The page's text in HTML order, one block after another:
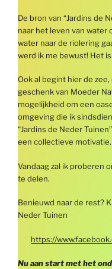
De bron van “Jardins de
naar het leven van water
water naar de riolering
werd ik me bewust! Het
Ook al begint hier de
geschenk van Moeder
mogelijkheid om een
omgeving die ik
“Jardins de Neder
een collectieve motivatie.
Vandaag zal ik proberen
te delen.
Benieuwd naar de rest?
Neder Tuinen
https://
Nu aan start met het